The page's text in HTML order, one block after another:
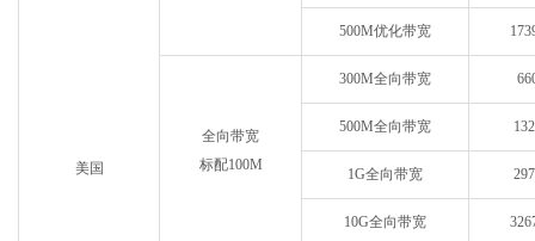
美国
500M优化带宽
全向带宽
标配100M
300M全向带宽
500M全向带宽
1G全向带宽
10G全向带宽